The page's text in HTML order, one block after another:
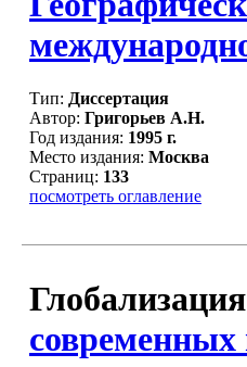
Тип: Диссертация
Автор: Григорьев А.Н.
Год издания: 1995 г.
Место издания: Москва
Страниц: 133
посмотреть оглавление
современных